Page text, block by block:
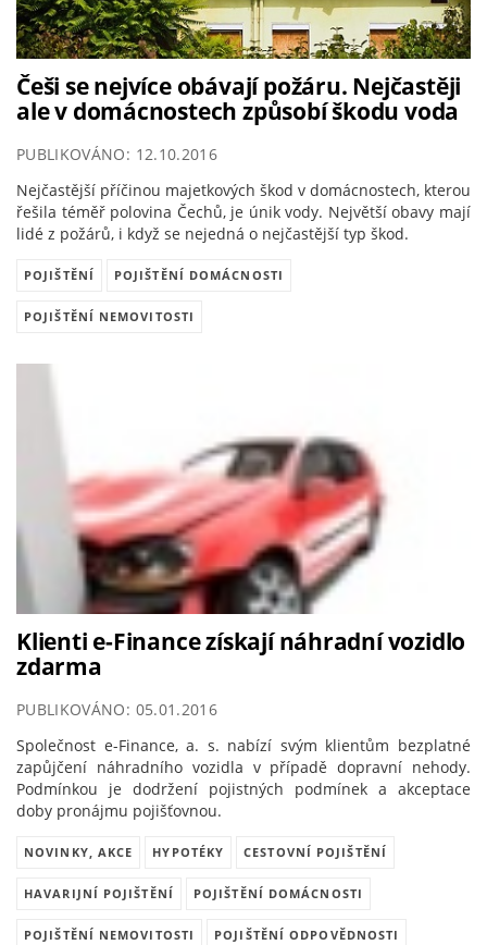
Češi se nejvíce obávají požáru. Nejčastěji
ale v domácnostech způsobí škodu voda
PUBLIKOVÁNO: 12.10.2016
Nejčastější příčinou majetkových škod v domácnostech, kterou
řešila téměř polovina Čechů, je únik vody. Největší obavy mají
lidé z požárů, i když se nejedná o nejčastější typ škod.
POJIŠTĚNÍ POJIŠTĚNÍ DOMÁCNOSTI
POJIŠTĚNÍ NEMOVITOSTI
Klienti e-Finance získají náhradní vozidlo
zdarma
PUBLIKOVÁNO: 05.01.2016
Společnost e-Finance, a. s. nabízí svým klientům bezplatné
zapůjčení náhradního vozidla v případě dopravní nehody.
Podmínkou je dodržení pojistných podmínek a akceptace
doby pronájmu pojišťovnou.
NOVINKY, AKCE HYPOTÉKY CESTOVNÍ POJIŠTĚNÍ
HAVARIJNÍ POJIŠTĚNÍ POJIŠTĚNÍ DOMÁCNOSTI
POJIŠTĚNÍ NEMOVITOSTI POJIŠTĚNÍ ODPOVĚDNOSTI